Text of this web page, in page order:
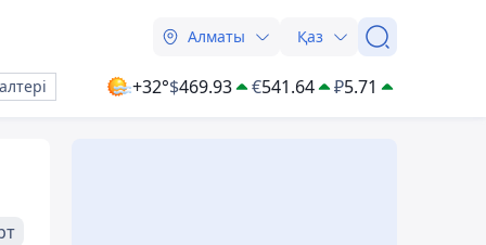
Алматы Қаз
+32°$469.93 €541.64 ₽5.71